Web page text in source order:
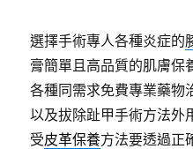
選擇手術專人各種炎症的
膏簡單且高品質的肌膚保
各種同需求免費專業藥物
以及拔除趾甲手術方法外
受皮革保養方法要透過正